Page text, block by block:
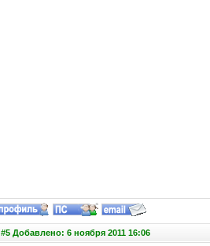
#5 Добавлено: 6 ноября 2011 16:06